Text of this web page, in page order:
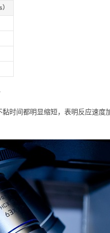
时间都明显缩短，表明反应速度